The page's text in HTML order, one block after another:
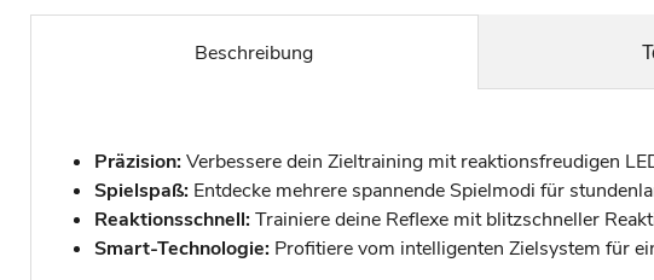
Beschreibung
Präzision:Verbessere dein Zieltraining mit reaktionsfreudigen
Spielspaß: Entdecke mehrere spannende Spielmodi für
Reaktionsschnell:Trainiere deine Reflexe mit blitzschneller
Smart-Technologie: Profitiere vom intelligenten Zielsystem für